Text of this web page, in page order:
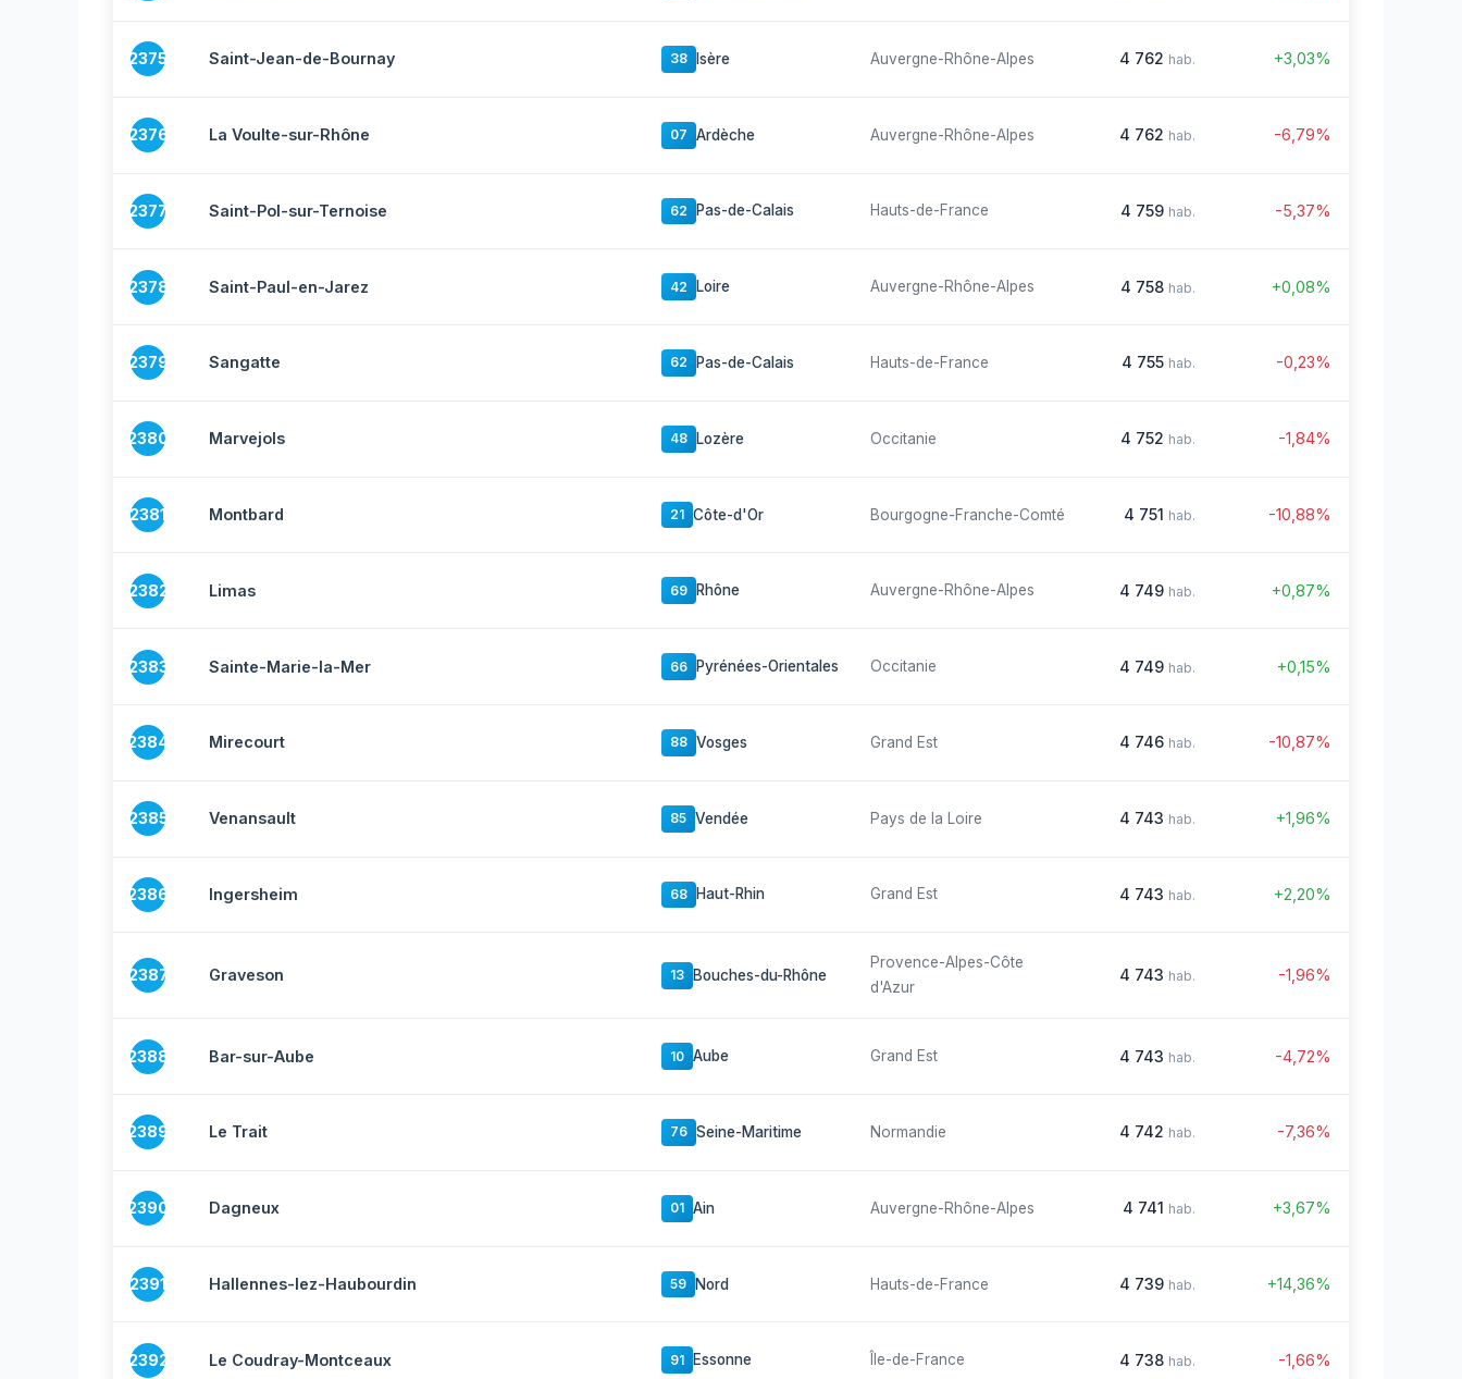
2375 Saint-Jean-de-Bournay 38 Isère Auvergne-Rhône-Alpes 4 762 hab. +3,03%
2376 La Voulte-sur-Rhône 07 Ardèche Auvergne-Rhône-Alpes 4 762 hab. -6,79%
2377 Saint-Pol-sur-Ternoise 62 Pas-de-Calais Hauts-de-France 4 759 hab. -5,37%
2378 Saint-Paul-en-Jarez 42 Loire Auvergne-Rhône-Alpes 4 758 hab. +0,08%
2379 Sangatte 62 Pas-de-Calais Hauts-de-France 4 755 hab. -0,23%
2380 Marvejols 48 Lozère Occitanie 4 752 hab. -1,84%
2381 Montbard 21 Côte-d'Or Bourgogne-Franche-Comté 4 751 hab. -10,88%
2382 Limas 69 Rhône Auvergne-Rhône-Alpes 4 749 hab. +0,87%
2383 Sainte-Marie-la-Mer 66 Pyrénées-Orientales Occitanie 4 749 hab. +0,15%
2384 Mirecourt 88 Vosges Grand Est 4 746 hab. -10,87%
2385 Venansault 85 Vendée Pays de la Loire 4 743 hab. +1,96%
2386 Ingersheim 68 Haut-Rhin Grand Est 4 743 hab. +2,20%
2387 Graveson 13 Bouches-du-Rhône
Provence-Alpes-Côte
d'Azur
4 743 hab. -1,96%
2388 Bar-sur-Aube 10 Aube Grand Est 4 743 hab. -4,72%
2389 Le Trait 76 Seine-Maritime Normandie 4 742 hab. -7,36%
2390 Dagneux 01 Ain Auvergne-Rhône-Alpes 4 741 hab. +3,67%
2391 Hallennes-lez-Haubourdin 59 Nord Hauts-de-France 4 739 hab. +14,36%
2392 Le Coudray-Montceaux 91 Essonne Île-de-France 4 738 hab. -1,66%